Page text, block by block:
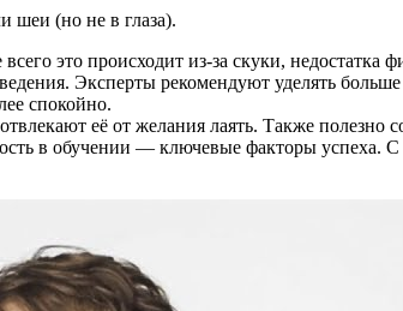
шеи (но не в глаза).
это происходит из-за скуки, недостатка
Эксперты рекомендуют уделять
спокойно.
её от желания лаять. Также полезно
в обучении — ключевые факторы успеха.